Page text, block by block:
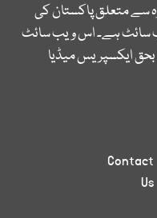
سے متعلق پاکستان کی
سائٹ ہے۔ اس ویب سائٹ
ایکسپریس میڈیا
Contact
Us